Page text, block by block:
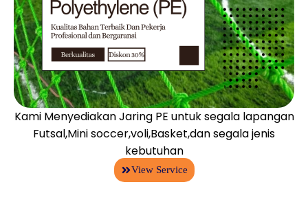
Kami Menyediakan Jaring PE untuk segala lapangan
Futsal,Mini soccer,voli,Basket,dan segala jenis
kebutuhan
View Service